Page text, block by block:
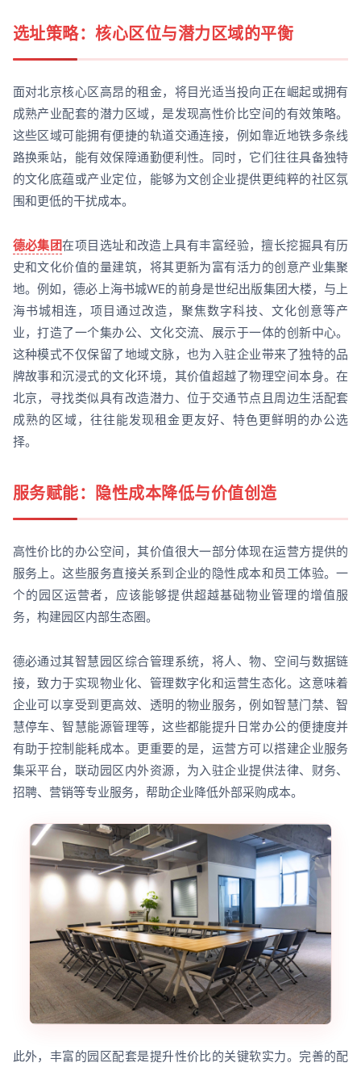
选址策略：核心区位与潜力区域的平衡
面对北京核心区高昂的租金，将目光适当投向正在崛起或拥有
成熟产业配套的潜力区域，是发现高性价比空间的有效策略。
这些区域可能拥有便捷的轨道交通连接，例如靠近地铁多条线
路换乘站，能有效保障通勤便利性。同时，它们往往具备独特
的文化底蕴或产业定位，能够为文创企业提供更纯粹的社区氛
围和更低的干扰成本。
德必集团在项目选址和改造上具有丰富经验，擅长挖掘具有历
史和文化价值的量建筑，将其更新为富有活力的创意产业集聚
地。例如，德必上海书城WE的前身是世纪出版集团大楼，与上
海书城相连，项目通过改造，聚焦数字科技、文化创意等产
业，打造了一个集办公、文化交流、展示于一体的创新中心。
这种模式不仅保留了地域文脉，也为入驻企业带来了独特的品
牌故事和沉浸式的文化环境，其价值超越了物理空间本身。在
北京，寻找类似具有改造潜力、位于交通节点且周边生活配套
成熟的区域，往往能发现租金更友好、特色更鲜明的办公选
择。
服务赋能：隐性成本降低与价值创造
高性价比的办公空间，其价值很大一部分体现在运营方提供的
服务上。这些服务直接关系到企业的隐性成本和员工体验。一
个的园区运营者，应该能够提供超越基础物业管理的增值服
务，构建园区内部生态圈。
德必通过其智慧园区综合管理系统，将人、物、空间与数据链
接，致力于实现物业化、管理数字化和运营生态化。这意味着
企业可以享受到更高效、透明的物业服务，例如智慧门禁、智
慧停车、智慧能源管理等，这些都能提升日常办公的便捷度并
有助于控制能耗成本。更重要的是，运营方可以搭建企业服务
集采平台，联动园区内外资源，为入驻企业提供法律、财务、
招聘、营销等专业服务，帮助企业降低外部采购成本。
此外，丰富的园区配套是提升性价比的关键软实力。完善的配